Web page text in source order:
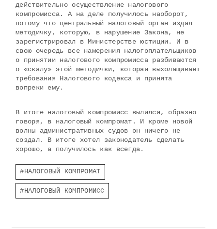
действительно осуществление налогового
компромисса. А на деле получилось наоборот,
потому что центральный налоговый орган издал
методичку, которую, в нарушение Закона, не
зарегистрировал в Министерстве юстиции. И в
свою очередь все намерения налогоплательщиков
о принятии налогового компромисса разбиваются
о «скалу» этой методички, которая выхолащивает
требования Налогового кодекса и принята
вопреки ему.
В итоге налоговый компромисс вылился, образно
говоря, в налоговый компромат. И кроме новой
волны административных судов он ничего не
создал. В итоге хотел законодатель сделать
хорошо, а получилось как всегда.
Post
Tags:
#НАЛОГОВЫЙ КОМПРОМАТ
#НАЛОГОВЫЙ КОМПРОМИСС